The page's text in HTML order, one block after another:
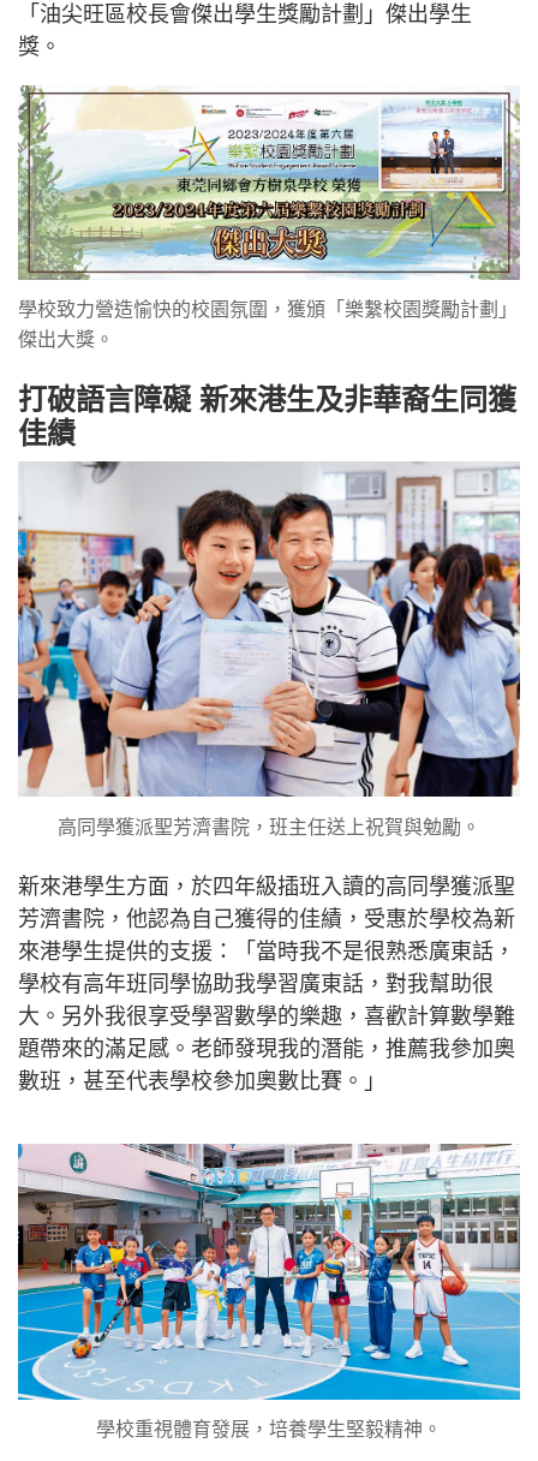
「油尖旺區校長會傑出學生獎勵計劃」傑出學生
獎。
學校致力營造愉快的校園氛圍，獲頒「樂繫校園獎勵計劃」
傑出大獎。
打破語言障礙 新來港生及非華裔生同獲
佳績
高同學獲派聖芳濟書院，班主任送上祝賀與勉勵。
新來港學生方面，於四年級插班入讀的高同學獲派聖
芳濟書院，他認為自己獲得的佳績，受惠於學校為新
來港學生提供的支援：「當時我不是很熟悉廣東話，
學校有高年班同學協助我學習廣東話，對我幫助很
大。另外我很享受學習數學的樂趣，喜歡計算數學難
題帶來的滿足感。老師發現我的潛能，推薦我參加奧
數班，甚至代表學校參加奧數比賽。」
學校重視體育發展，培養學生堅毅精神。